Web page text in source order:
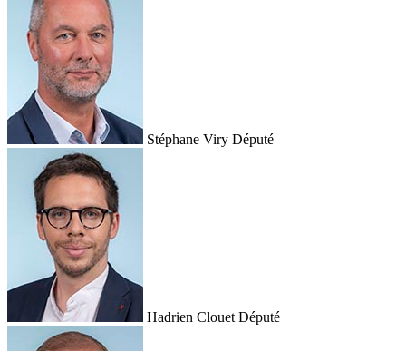
Stéphane Viry Député
Hadrien Clouet Député